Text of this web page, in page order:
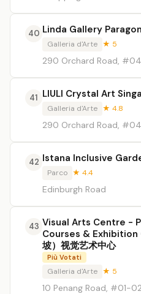
40 Linda Gallery Paragon
Galleria d'Arte ★ 5
290 Orchard Road,
41 LIULI Crystal Art
Galleria d'Arte ★ 4.8
290 Orchard Road,
42 Istana Inclusive
Parco ★ 4.4
Edinburgh Road
43 Visual Arts Centre -
Courses & Exhibition
坡）视觉艺术中心
Più Votati
Galleria d'Arte ★ 5
10 Penang Road, #01-